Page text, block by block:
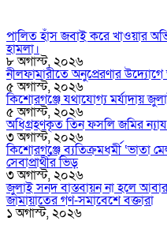
পালিত হাঁস জবাই করে খাওয়ার
হামলা।
৮ অগাস্ট, ২০২৬
নীলফামারীতে অনুপ্রেরণার
৫ অগাস্ট, ২০২৬
কিশোরগঞ্জে যথাযোগ্য মর্যাদায়
৫ অগাস্ট, ২০২৬
অধিগ্রহণকৃত তিন ফসলি জমির
৩ অগাস্ট, ২০২৬
কিশোরগঞ্জে ব্যতিক্রমধর্মী ‘ভাতা
সেবাপ্রার্থীর ভিড়
৩ অগাস্ট, ২০২৬
জুলাই সনদ বাস্তবায়ন না হলে
জামায়াতের গণ-সমাবেশে বক্তারা
১ অগাস্ট, ২০২৬